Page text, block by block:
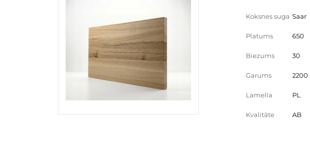
Koksnes suga Saar
Platums 650
Biezums 30
Garums 2200
Lamella PL
Kvalitāte AB